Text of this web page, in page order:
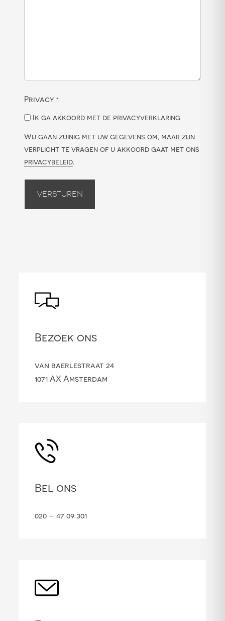
Privacy *
Ik ga akkoord met de privacyverklaring
Wij gaan zuinig met uw gegevens om, maar zijn
verplicht te vragen of u akkoord gaat met ons
privacybeleid.
Versturen
Bezoek ons
van baerlestraat 24
1071 AX Amsterdam
Bel ons
020 – 47 09 301